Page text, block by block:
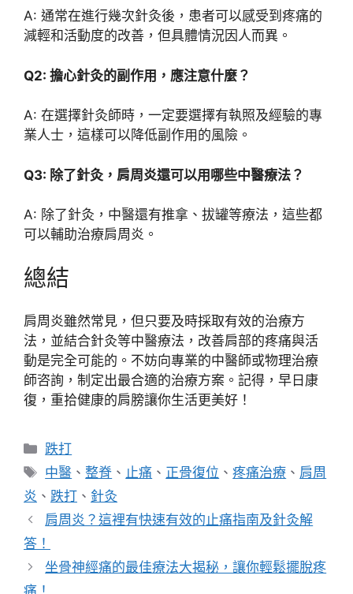
A: 通常在進行幾次針灸後，患者可以感受到疼痛的
減輕和活動度的改善，但具體情況因人而異。
Q2: 擔心針灸的副作用，應注意什麼？
A: 在選擇針灸師時，一定要選擇有執照及經驗的專
業人士，這樣可以降低副作用的風險。
Q3: 除了針灸，肩周炎還可以用哪些中醫療法？
A: 除了針灸，中醫還有推拿、拔罐等療法，這些都
可以輔助治療肩周炎。
總結
肩周炎雖然常見，但只要及時採取有效的治療方
法，並結合針灸等中醫療法，改善肩部的疼痛與活
動是完全可能的。不妨向專業的中醫師或物理治療
師咨詢，制定出最合適的治療方案。記得，早日康
復，重拾健康的肩膀讓你生活更美好！
分
類
跌打
標
籤
中醫 、整脊 、 止痛 、 正骨復位 、疼痛治療 、 肩周
炎 、 跌打 、 針灸
肩周炎？這裡有快速有效的止痛指南及針灸解
答！
坐骨神經痛的最佳療法大揭秘，讓你輕鬆擺脫疼
痛！